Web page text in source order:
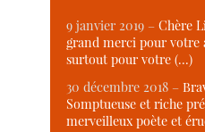
9 janvier 2019 –Chère
grand merci pour votre
surtout pour votre (…)
30 décembre 2018 –
Somptueuse et riche
merveilleux poète et